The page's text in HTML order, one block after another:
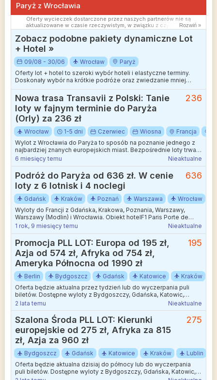
Paryż z Wrocławia
Oferty wycieczek dostarczone przez naszych partnerów nie są
aktualizowane w czasie rzeczywistym, w związku z czym ceny i
dostępność ofert mogą się nieznacznie różnić od aktualnych.
Dokładamy wszelkich starań aby rozbieżności były jak najmniejsze.
Rozwiń »
Zobacz podobne pakiety dynamiczne Lot
+ Hotel »
09/08 - 30/06 Wrocław
Paryż
Oferty lot + hotel to szeroki wybór hoteli i elastyczne terminy.
Doskonały wybór na krótkie podróże oraz zwiedzanie mniej
Nowa trasa Transavii z Polski: Tanie
loty w fajnym terminie do Paryża
(Orly) za 236 zł
236
Wrocław 1-5 dni Czerwiec Wiosna Francja
Wylot z Wrocławia do Paryża to sposób na poznanie jednego z
najbardziej znanych europejskich miast. Bezpośrednie loty trwają
niespełna 2,5 godziny, co sprawia, że stolica Francji staje się
niemal na wyciągnięcie ręki. To świetna wiadomość dla
wszystkich, którzy chcą poczuć klimat Paryża bez długiego
planowania i przesiadek.
6 miesięcy temu Nieaktualne
Podróż do Paryża od 636 zł. W cenie
loty z 6 lotnisk i 4 noclegi
636
Gdańsk Kraków Poznań Warszawa
Wrocław
Wyloty do Francji z Gdańska, Krakowa, Poznania, Warszawy,
Warszawy (Modlin) i Wrocławia. Obiekt hotelF1 Paris Porte de
Châtillon będzie dobrą bazą wypadową do zwiedzania miasta.
Do stacji metra jest ok. 9 min piechotą.
1 rok, 9 miesięcy temu Nieaktualne
Promocja PLL LOT: Europa od 195 zł,
Azja od 574 zł, Afryka od 754 zł,
Ameryka Północna od 1990 zł
195
Berlin Bydgoszcz Gdańsk Katowice
Kraków
Oferta będzie aktualna przez tydzień lub do wyczerpania puli
biletów. Dostępne wyloty z Bydgoszczy, Gdańska, Katowic,
Krakowa, Lublina, Poznania, Rzeszowa, Szczecina, Warszawy,
Radomia, Wrocławia i Zielonej Góry. Daty podróży w zależności
od kierunku od 1 lutego do 31 maja tego roku.
2 lata temu Nieaktualne
Szalona Środa PLL LOT: Kierunki
europejskie od 275 zł, Afryka za 815
zł, Azja za 960 zł
275
Bydgoszcz Gdańsk Katowice Kraków
Lublin
Oferta będzie aktualna dzisiaj do północy lub do wyczerpania
puli biletów. Dostępne wyloty z Bydgoszczy, Gdańska, Katowic,